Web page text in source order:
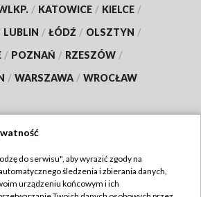
/ KATOWICE / KIELCE /
LUBLIN / ŁÓDŹ / OLSZTYN /
/ POZNAŃ / RZESZÓW /
/ WARSZAWA / WROCŁAW
TVP
do serwisu", aby wyrazić zgody na
śledzenia i zbierania danych,
urządzeniu końcowym i ich